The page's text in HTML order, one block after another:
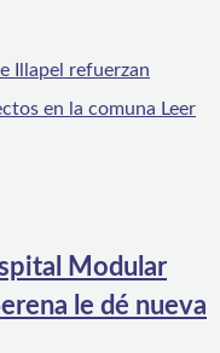
Illapel refuerzan
en la comuna Leer
Modular
le dé nueva